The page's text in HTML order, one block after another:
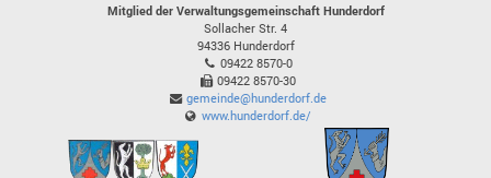
Mitglied der Verwaltungsgemeinschaft Hunderdorf
Sollacher Str. 4
94336 Hunderdorf
09422 8570-0
09422 8570-30
gemeinde@hunderdorf.de
www.hunderdorf.de/